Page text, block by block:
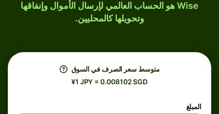
Wise هو الحساب العالمي لإرسال الأموال وإنفاقها
وتحويلها كالمحليين.
متوسط ​​سعر الصرف في السوق
¥1 JPY = 0.008102 SGD
المبلغ